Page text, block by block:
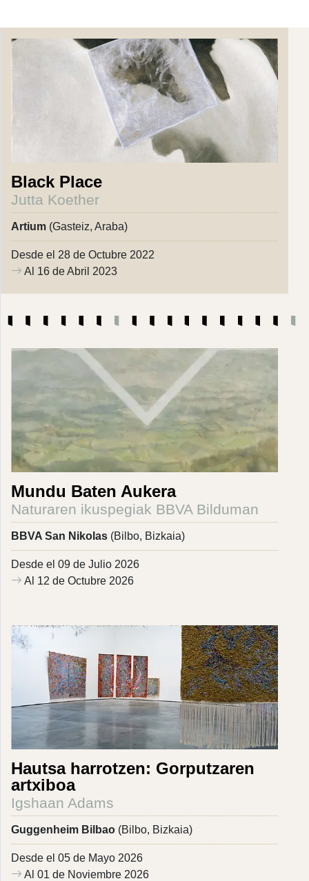
Black Place
Jutta Koether
Artium (Gasteiz, Araba)
Desde el 28 de Octubre 2022
Al 16 de Abril 2023
Mundu Baten Aukera
Naturaren ikuspegiak BBVA Bilduman
BBVA San Nikolas (Bilbo, Bizkaia)
Desde el 09 de Julio 2026
Al 12 de Octubre 2026
Hautsa harrotzen: Gorputzaren
artxiboa
Igshaan Adams
Guggenheim Bilbao (Bilbo, Bizkaia)
Desde el 05 de Mayo 2026
Al 01 de Noviembre 2026